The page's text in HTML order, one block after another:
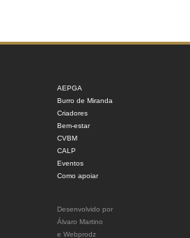
AEPGA
Burro de Miranda
Criadores
Bem-estar
CVBM
CALP
Eventos
Como apoiar
Desenvolvido por
Álvaro Martino
e Webprodz